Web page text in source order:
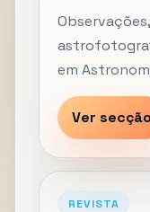
em
Ver secção
REVISTA